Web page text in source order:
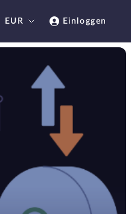
EUR Einloggen